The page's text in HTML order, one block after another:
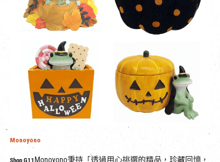
Monoyono
Shop G11 Monoyono秉持「透過用心挑選的精品，珍藏回憶，